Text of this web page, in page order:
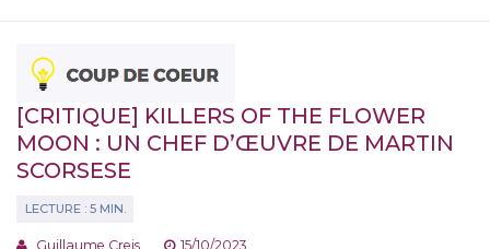
[CRITIQUE] KILLERS OF THE FLOWER
MOON : UN CHEF D’ŒUVRE DE MARTIN
SCORSESE
Guillaume Creis
15/10/2023